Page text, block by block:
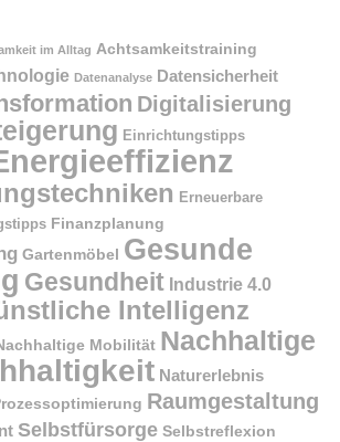
im Alltag Achtsamkeitstraining
Datenanalyse Datensicherheit
Digitalisierung
Einrichtungstipps
Erneuerbare
Finanzplanung
Gartenmöbel Gesunde
Gesundheit Industrie 4.0
Intelligenz
Mobilität Nachhaltige
Naturerlebnis
Raumgestaltung
Selbstfürsorge Selbstreflexion